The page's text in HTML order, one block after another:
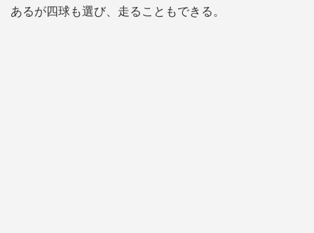
あるが四球も選び、走ることもできる。